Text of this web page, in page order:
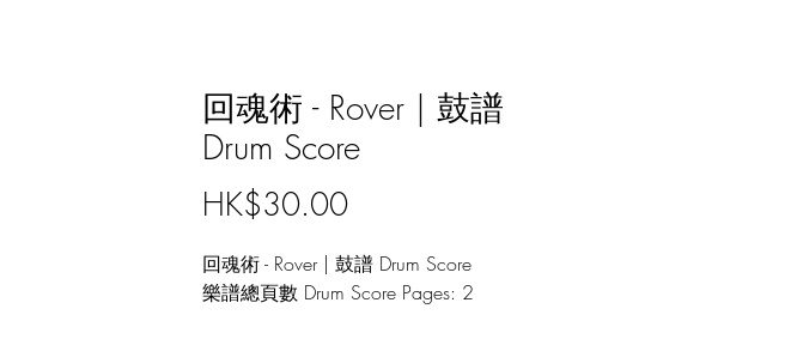
回魂術 - Rover | 鼓譜
Drum Score
HK$30.00價
格
回魂術 - Rover | 鼓譜 Drum Score
樂譜總頁數 Drum Score Pages: 2